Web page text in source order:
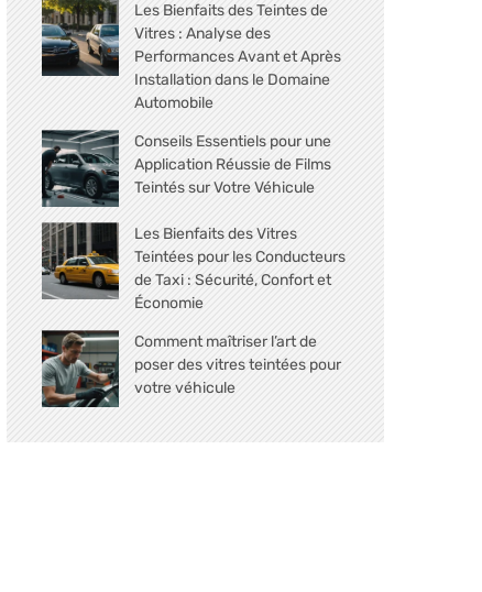
Les Bienfaits des Teintes de
Vitres : Analyse des
Performances Avant et Après
Installation dans le Domaine
Automobile
Conseils Essentiels pour une
Application Réussie de Films
Teintés sur Votre Véhicule
Les Bienfaits des Vitres
Teintées pour les Conducteurs
de Taxi : Sécurité, Confort et
Économie
Comment maîtriser l’art de
poser des vitres teintées pour
votre véhicule